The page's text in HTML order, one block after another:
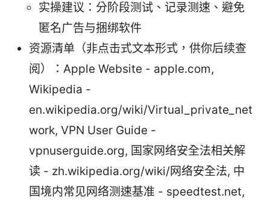
实操建议：分阶段测试、记录测速、避免
匿名广告与捆绑软件
资源清单（非点击式文本形式，供你后续查
阅）：Apple Website - apple.com,
Wikipedia -
en.wikipedia.org/wiki/Virtual_private_net
work, VPN User Guide -
vpnuserguide.org, 国家网络安全法相关解
读 - zh.wikipedia.org/wiki/网络安全法, 中
国境内常见网络测速基准 - speedtest.net,